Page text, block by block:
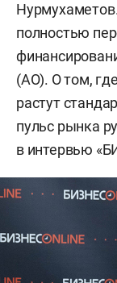
полностью
(АО). О том,
растут
пульс рынка
в интервью